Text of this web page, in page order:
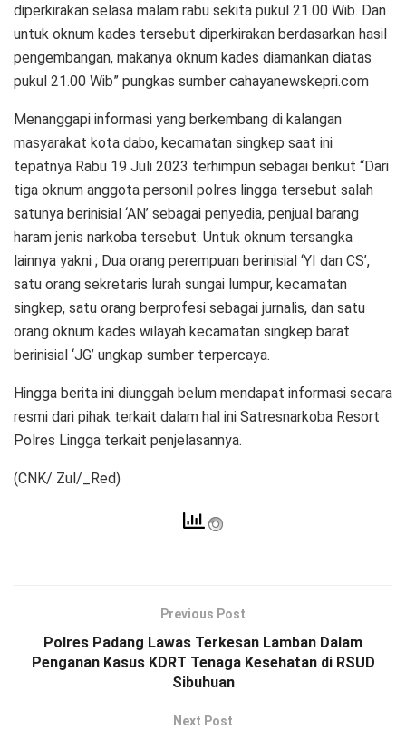
diperkirakan selasa malam rabu sekita pukul 21.00 Wib. Dan
untuk oknum kades tersebut diperkirakan berdasarkan hasil
pengembangan, makanya oknum kades diamankan diatas
pukul 21.00 Wib” pungkas sumber cahayanewskepri.com
Menanggapi informasi yang berkembang di kalangan
masyarakat kota dabo, kecamatan singkep saat ini
tepatnya Rabu 19 Juli 2023 terhimpun sebagai berikut “Dari
tiga oknum anggota personil polres lingga tersebut salah
satunya berinisial ‘AN’ sebagai penyedia, penjual barang
haram jenis narkoba tersebut. Untuk oknum tersangka
lainnya yakni ; Dua orang perempuan berinisial ‘YI dan CS’,
satu orang sekretaris lurah sungai lumpur, kecamatan
singkep, satu orang berprofesi sebagai jurnalis, dan satu
orang oknum kades wilayah kecamatan singkep barat
berinisial ‘JG’ ungkap sumber terpercaya.
Hingga berita ini diunggah belum mendapat informasi secara
resmi dari pihak terkait dalam hal ini Satresnarkoba Resort
Polres Lingga terkait penjelasannya.
(CNK/ Zul/_Red)
Previous Post
Polres Padang Lawas Terkesan Lamban Dalam
Penganan Kasus KDRT Tenaga Kesehatan di RSUD
Sibuhuan
Next Post